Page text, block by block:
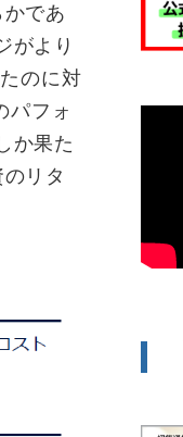
であ
がより
のに対
パフォ
か果た
リタ